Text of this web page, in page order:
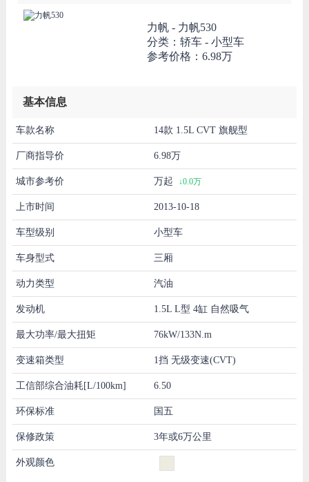
力帆 - 力帆530
分类：轿车 - 小型车
参考价格： 6.98万
基本信息
车款名称 14款 1.5L CVT 旗舰型
厂商指导价 6.98万
城市参考价 万起 ↓0.0万
上市时间 2013-10-18
车型级别 小型车
车身型式 三厢
动力类型 汽油
发动机 1.5L L型 4缸 自然吸气
最大功率/最大扭矩 76kW/133N.m
变速箱类型 1挡 无级变速(CVT)
工信部综合油耗[L/100km] 6.50
环保标准 国五
保修政策 3年或6万公里
外观颜色